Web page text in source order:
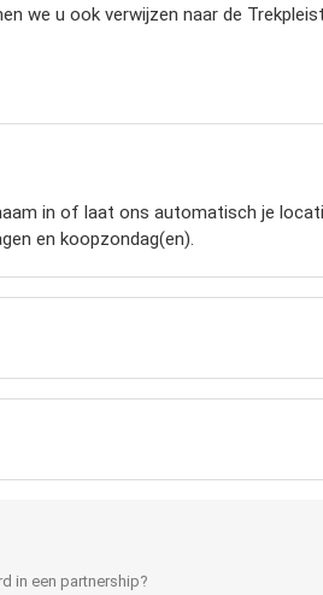
we u ook verwijzen naar de
in of laat ons automatisch je
en koopzondag(en).
in een partnership?